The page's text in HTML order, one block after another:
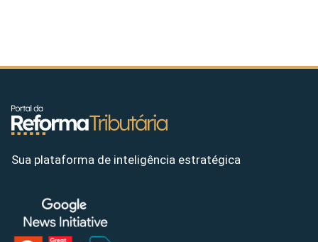
Sua plataforma de inteligência estratégica